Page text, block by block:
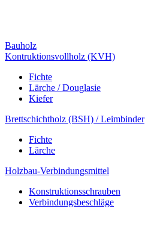
Bauholz
Kontruktionsvollholz (KVH)
Fichte
Lärche / Douglasie
Kiefer
Brettschichtholz (BSH) / Leimbinder
Fichte
Lärche
Holzbau-Verbindungsmittel
Konstruktionsschrauben
Verbindungsbeschläge